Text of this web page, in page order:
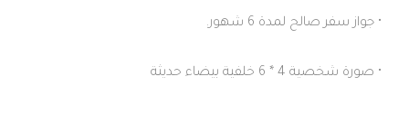
• جواز سفر صالح لمدة 6 شهور.
• صورة شخصية 4 * 6 خلفية بيضاء حديثة